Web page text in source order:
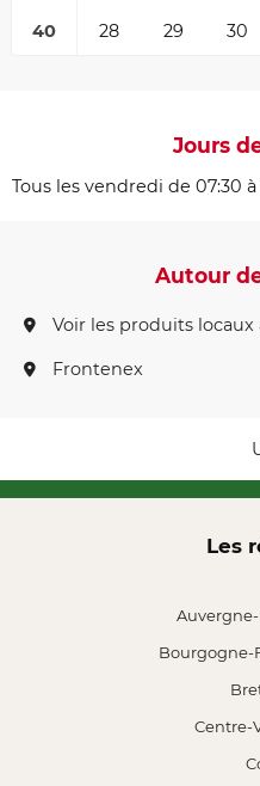
40 28 29 30
Jours
Tous les vendredi de 07:30 à
Autour
Voir les produits
Frontenex
Les
Bourgogne-
Centre-